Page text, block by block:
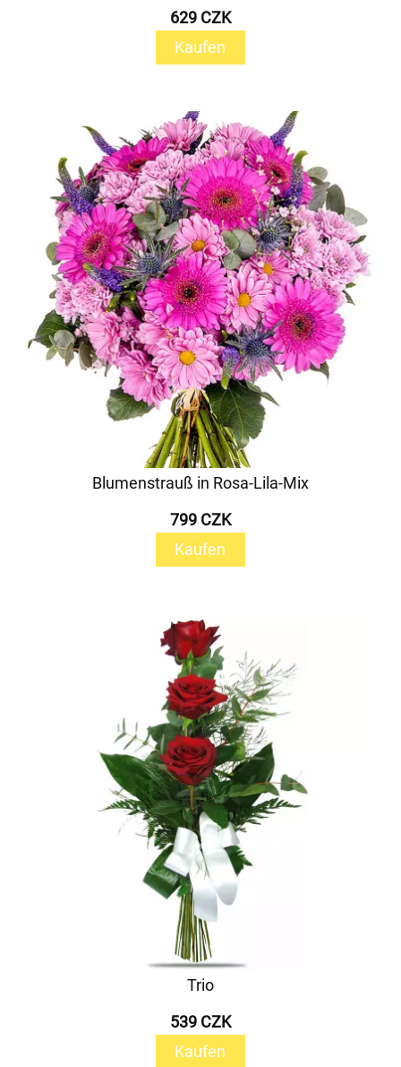
629 CZK
Kaufen
Blumenstrauß in Rosa-Lila-Mix
799 CZK
Kaufen
Trio
539 CZK
Kaufen